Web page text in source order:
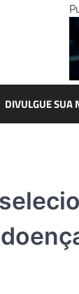
DIVULGUE SUA